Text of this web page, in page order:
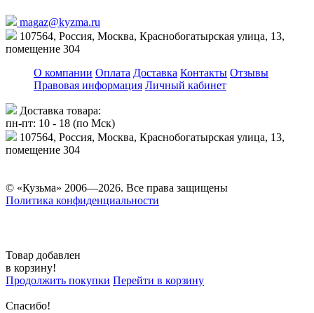
magaz@kyzma.ru
107564, Россия, Москва, Краснобогатырская улица, 13,
помещение 304
О компании Оплата Доставка Контакты Отзывы
Правовая информация Личный кабинет
Доставка товара:
пн-пт: 10 - 18 (по Мск)
107564, Россия, Москва, Краснобогатырская улица, 13,
помещение 304
© «Кузьма» 2006—2026. Все права защищены
Политика конфиденциальности
Товар добавлен
в корзину!
Продолжить покупки Перейти в корзину
Спасибо!